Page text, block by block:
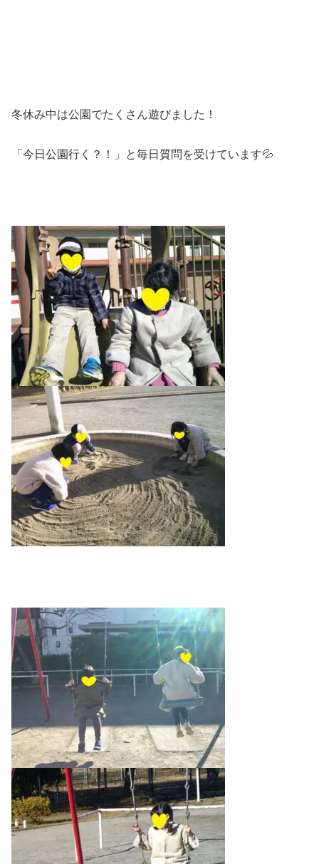
冬休み中は公園でたくさん遊びました！
「今日公園行く？！」と毎日質問を受けています💦